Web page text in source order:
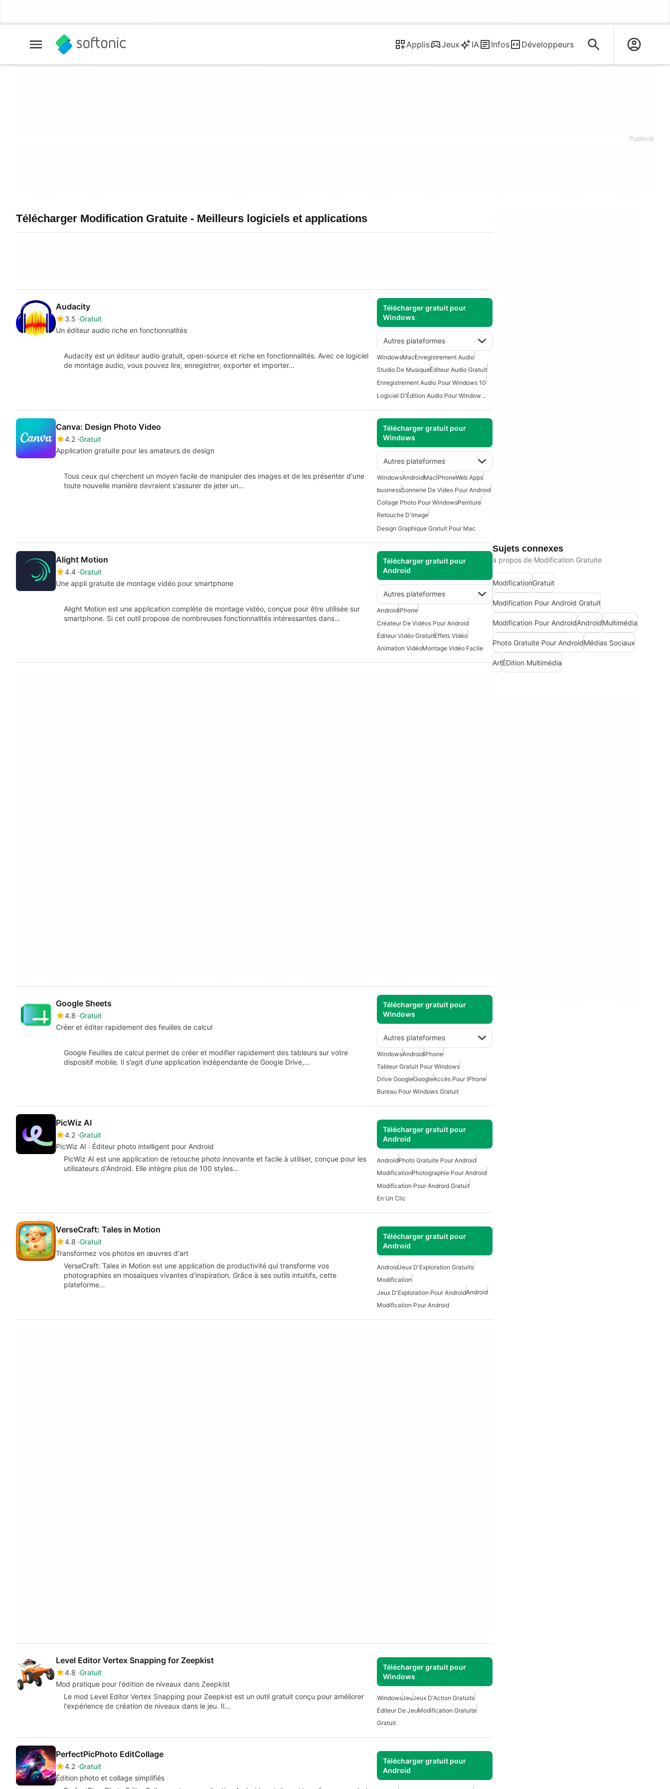
Applis Jeux IA Infos Développeurs
Télécharger Modification Gratuite - Meilleurs logiciels et applications
Audacity
3.5 Gratuit
Un éditeur audio riche en fonctionnalités
Télécharger gratuit pour
Windows
Autres plateformes
Audacity est un éditeur audio gratuit, open-source et riche en fonctionnalités. Avec ce logiciel
de montage audio, vous pouvez lire, enregistrer, exporter et importer…
WindowsMacEnregistrement Audio
Studio De MusiqueÉditeur Audio Gratuit
Enregistrement Audio Pour Windows 10
Logiciel D'Édition Audio Pour Windows 7
Canva: Design Photo Video
4.2 Gratuit
Application gratuite pour les amateurs de design
Télécharger gratuit pour
Windows
Autres plateformes
Tous ceux qui cherchent un moyen facile de manipuler des images et de les présenter d'une
toute nouvelle manière devraient s'assurer de jeter un…
WindowsAndroidMaciPhoneWeb Apps
businessSonnerie De Video Pour Android
Collage Photo Pour WindowsPeinture
Retouche D'Image
Design Graphique Gratuit Pour Mac
Alight Motion
4.4 Gratuit
Une appli gratuite de montage vidéo pour smartphone
Télécharger gratuit pour
Android
Autres plateformes
Alight Motion est une application complète de montage vidéo, conçue pour être utilisée sur
smartphone. Si cet outil propose de nombreuses fonctionnalités intéressantes dans…
AndroidiPhone
Créateur De Vidéos Pour Android
Éditeur Vidéo GratuitEffets Vidéo
Animation VidéoMontage Vidéo Facile
Google Sheets
4.8 Gratuit
Créer et éditer rapidement des feuilles de calcul
Télécharger gratuit pour
Windows
Autres plateformes
Google Feuilles de calcul permet de créer et modifier rapidement des tableurs sur votre
dispositif mobile. Il s’agit d’une application indépendante de Google Drive,…
WindowsAndroidiPhone
Tableur Gratuit Pour Windows
Drive GoogleGoogleAccès Pour IPhone
Bureau Pour Windows Gratuit
PicWiz AI
4.2 Gratuit
PicWiz AI : Éditeur photo intelligent pour Android
Télécharger gratuit pour
Android
PicWiz AI est une application de retouche photo innovante et facile à utiliser, conçue pour les
utilisateurs d'Android. Elle intègre plus de 100 styles…
AndroidPhoto Gratuite Pour Android
ModificationPhotographie Pour Android
Modification Pour Android Gratuit
En Un Clic
VerseCraft: Tales in Motion
4.8 Gratuit
Transformez vos photos en œuvres d'art
Télécharger gratuit pour
Android
VerseCraft: Tales in Motion est une application de productivité qui transforme vos
photographies en mosaïques vivantes d'inspiration. Grâce à ses outils intuitifs, cette
plateforme…
AndroidJeux D'Exploration Gratuits
Modification
Jeux D'Exploration Pour AndroidAndroid
Modification Pour Android
Level Editor Vertex Snapping for Zeepkist
4.8 Gratuit
Mod pratique pour l'édition de niveaux dans Zeepkist
Télécharger gratuit pour
Windows
Le mod Level Editor Vertex Snapping pour Zeepkist est un outil gratuit conçu pour améliorer
l'expérience de création de niveaux dans le jeu. Il…
WindowsJeuJeux D'Action Gratuits
Éditeur De JeuModification Gratuite
Gratuit
PerfectPicPhoto EditCollage
4.2 Gratuit
Édition photo et collage simplifiés
Télécharger gratuit pour
Android
Sujets connexes
à propos de Modification Gratuite
ModificationGratuit
Modification Pour Android Gratuit
Modification Pour AndroidAndroidMultimédia
Photo Gratuite Pour AndroidMédias Sociaux
ArtÉDition Multimédia